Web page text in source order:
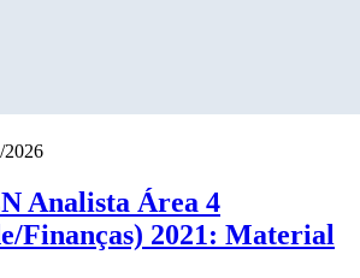
2026
Analista Área 4
Finanças) 2021: Material